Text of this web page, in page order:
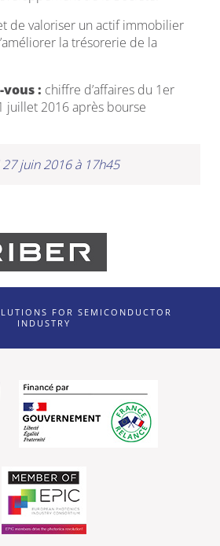
de valoriser un actif immobilier
la trésorerie de la
: chiffre d’affaires du 1er
juillet 2016 après bourse
juin 2016 à 17h45
FOR SEMICONDUCTOR
INDUSTRY